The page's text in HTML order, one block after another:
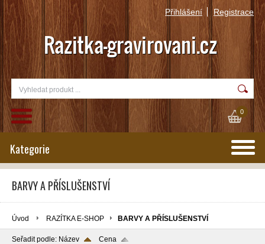
Přihlášení Registrace
0
Kategorie
BARVY A PŘÍSLUŠENSTVÍ
Úvod RAZÍTKA E-SHOP BARVY A PŘÍSLUŠENSTVÍ
Seřadit podle: Název
Cena